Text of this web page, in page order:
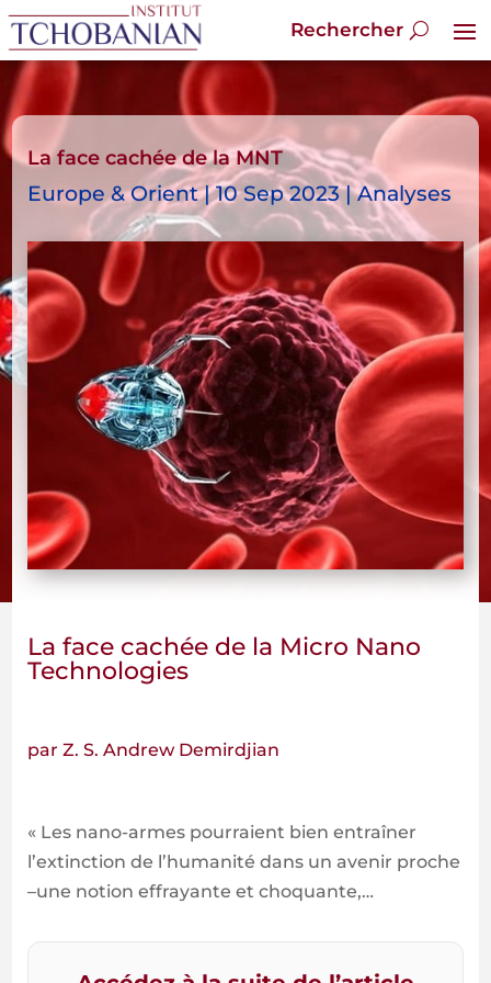
La face cachée de la MNT
Europe & Orient | 10 Sep 2023 | Analyses
La face cachée de la Micro Nano
Technologies
par Z. S. Andrew Demirdjian
« Les nano-armes pourraient bien entraîner
l’extinction de l’humanité dans un avenir proche
–une notion effrayante et choquante,…